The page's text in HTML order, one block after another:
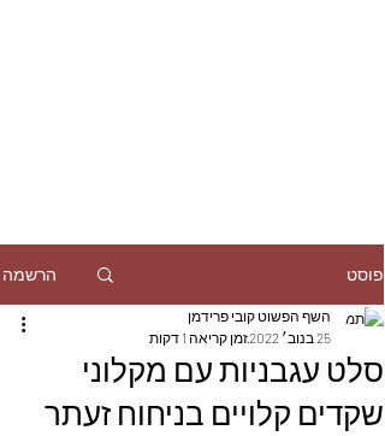
פוסט הרשמה
סלט עגבניות עם מקלוני
שקדים קלויים בניחוח זעתר
השף הפשוט קובי פרידמן
25 בנוב׳ 2022
זמן קריאה 1 דקות